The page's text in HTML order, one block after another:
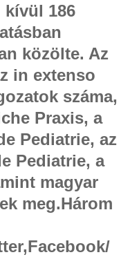
186
közölte. Az
in extenso
száma,
Praxis, a
Pediatrie, az
Pediatrie, a
magyar
meg.Három